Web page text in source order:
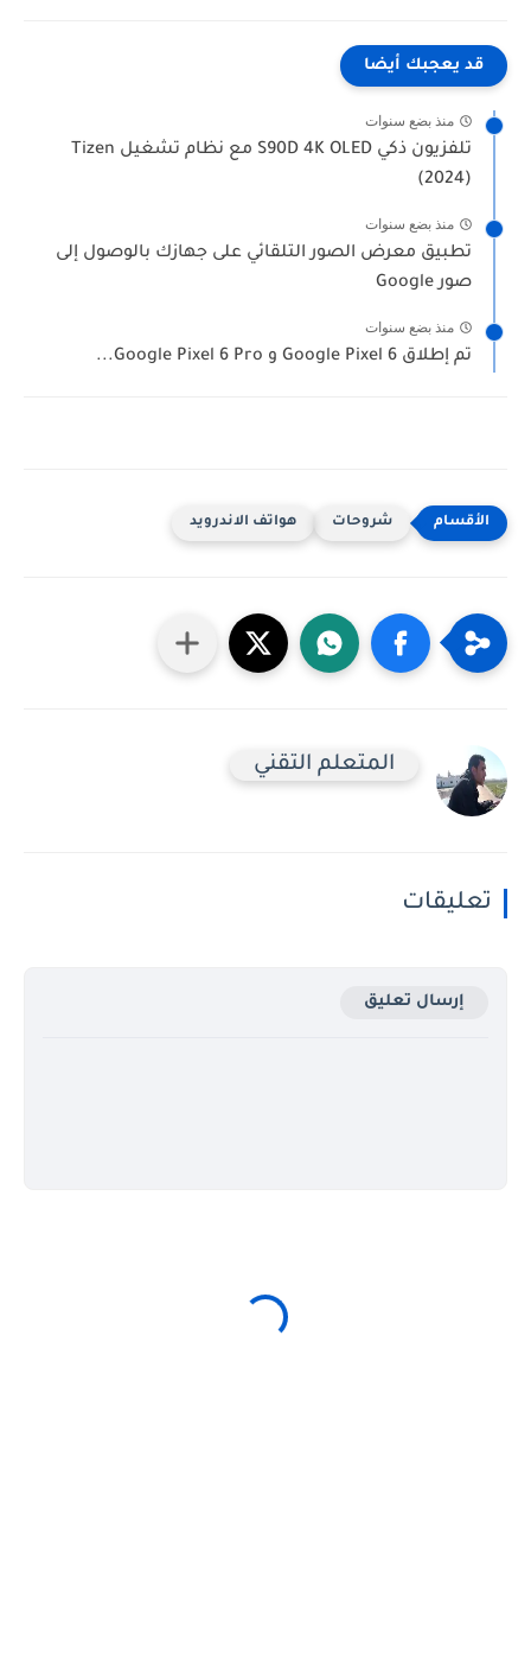
قد يعجبك أيضا
منذ بضع سنوات
تلفزيون ذكي S90D 4K OLED مع نظام تشغيل Tizen
(2024)
منذ بضع سنوات
تطبيق معرض الصور التلقائي على جهازك بالوصول إلى
صور Google
منذ بضع سنوات
تم إطلاق Google Pixel 6 و Google Pixel 6 Pro...
شروحات هواتف الاندرويد
المتعلم التقني
تعليقات
إرسال تعليق